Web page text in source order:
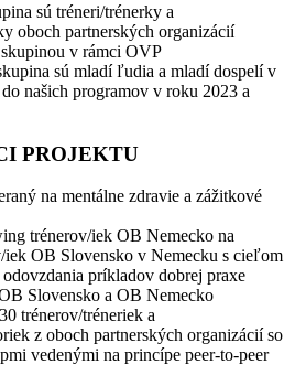
sú tréneri/trénerky a
oboch partnerských organizácií
v rámci OVP
sú mladí ľudia a mladí dospelí v
našich programov v roku 2023 a
PROJEKTU
na mentálne zdravie a zážitkové
trénerov/iek OB Nemecko na
iek OB Slovensko v Nemecku s cieľom
príkladov dobrej praxe
Slovensko a OB Nemecko
trénerov/tréneriek a
z oboch partnerských organizácií so
vedenými na princípe peer-to-peer